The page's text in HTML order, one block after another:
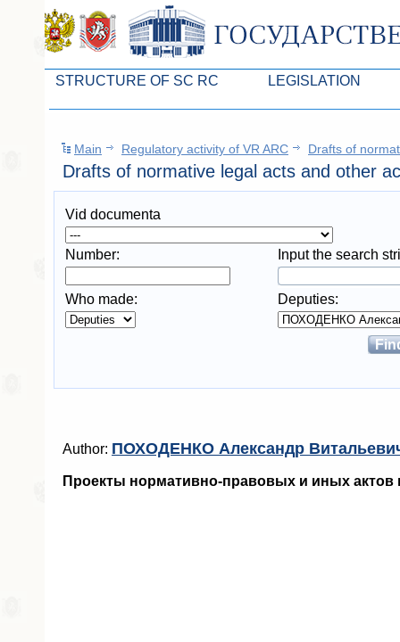
STRUCTURE OF SC RC
Presidium of SC ARC
Permanent commissions of SC ARC
Deputy factions of SC ARC
Советники Председателя ГС РК
LEGISLATION
Бюджет Республики
Законы
Независимая
Информация
Схема
Статистика
Main Regulatory activity of VR ARC Drafts of
Drafts of normative legal acts and other
Vid documenta
Number: Input the search
Who made: Deputies:
Author: ПОХОДЕНКО Александр
Проекты нормативно-правовых и иных актов